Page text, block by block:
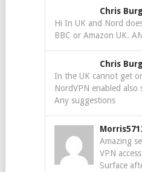
Chris
Hi In UK and Nord
BBC or Amazon UK.
Chris
In the UK cannot get
NordVPN enabled also
Any suggestions
Amazing
VPN
Surface